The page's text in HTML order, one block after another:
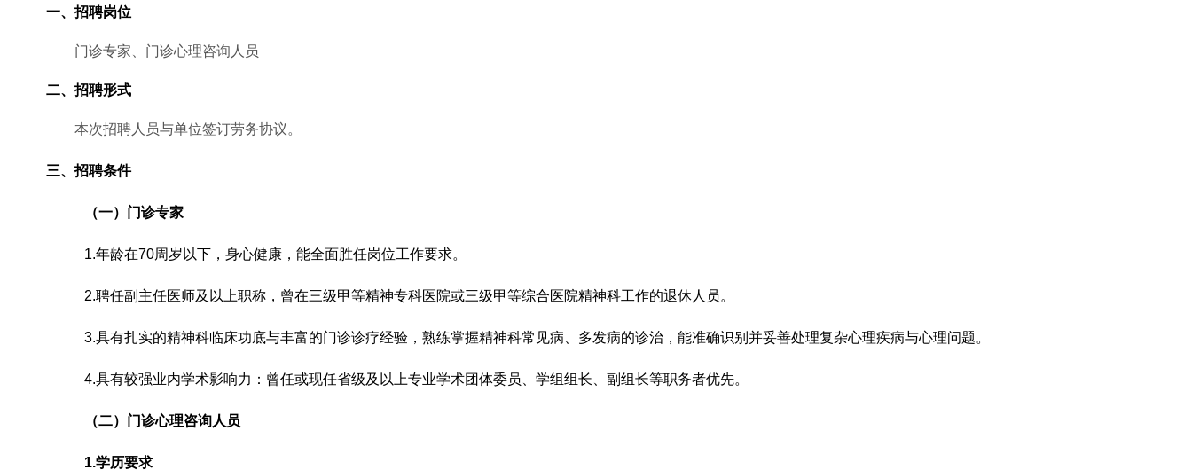
一、 招聘岗位
门诊专家、门诊心理咨询人员
二、 招聘形式
本次招聘人员与单位签订劳务协议。
三、招聘条件
（一）门诊专家
1.年龄在70周岁以下，身心健康，能全面胜任岗位工作要求。
2.聘任副主任医师及以上职称，曾在三级甲等精神专科医院或三级甲等综合医院精神科工作的退休人员。
3.具有扎实的精神科临床功底与丰富的门诊诊疗经验，熟练掌握精神科常见病、多发病的诊治，能准确识别并妥善处理复杂心理疾病与心理问题。
4.具有较强业内学术影响力 ：曾任或现任省级及以上专业学术团体委员、学组组长、副组长等职务者优先。
（二）门诊心理咨询人员
1.学历要求